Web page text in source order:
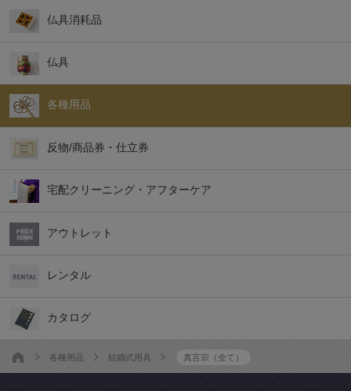
仏具消耗品
仏具
各種用品
反物/商品券・仕立券
宅配クリーニング・アフターケア
アウトレット
レンタル
カタログ
各種用品 結婚式用具 真言宗（全て）